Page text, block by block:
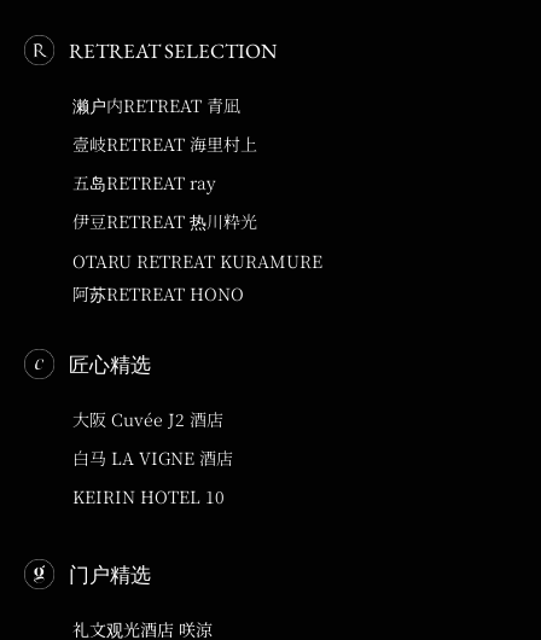
RETREAT SELECTION
濑户内RETREAT 青凪
壹岐RETREAT 海里村上
五岛RETREAT ray
伊豆RETREAT 热川粋光
OTARU RETREAT KURAMURE
阿苏RETREAT HONO
匠心精选
大阪 Cuvée J2 酒店
白马 LA VIGNE 酒店
KEIRIN HOTEL 10
门户精选
礼文观光酒店 咲涼